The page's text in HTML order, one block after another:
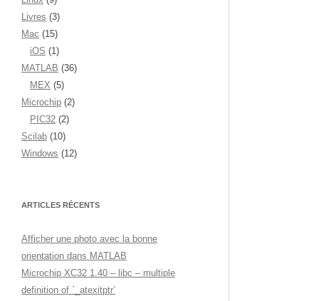
Livres (3)
Mac (15)
iOS (1)
MATLAB (36)
MEX (5)
Microchip (2)
PIC32 (2)
Scilab (10)
Windows (12)
ARTICLES RÉCENTS
Afficher une photo avec la bonne
orientation dans MATLAB
Microchip XC32 1.40 – libc – multiple
definition of `_atexitptr’